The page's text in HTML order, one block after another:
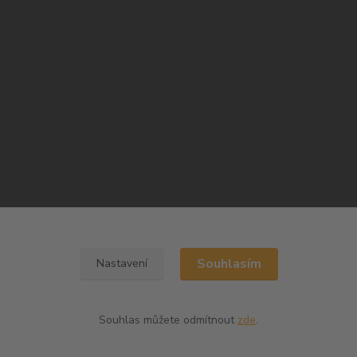
Nastavení Souhlasím
Souhlas můžete odmítnout zde.